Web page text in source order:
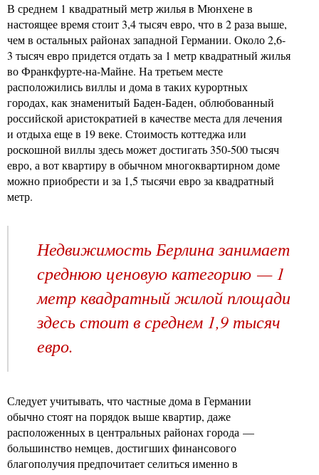
В среднем 1 квадратный метр жилья в Мюнхене в
настоящее время стоит 3,4 тысяч евро, что в 2 раза выше,
чем в остальных районах западной Германии. Около 2,6-
3 тысяч евро придется отдать за 1 метр квадратный жилья
во Франкфурте-на-Майне. На третьем месте
расположились виллы и дома в таких курортных
городах, как знаменитый Баден-Баден, облюбованный
российской аристократией в качестве места для лечения
и отдыха еще в 19 веке. Стоимость коттеджа или
роскошной виллы здесь может достигать 350-500 тысяч
евро, а вот квартиру в обычном многоквартирном доме
можно приобрести и за 1,5 тысячи евро за квадратный
метр.
Недвижимость Берлина занимает
среднюю ценовую категорию — 1
метр квадратный жилой площади
здесь стоит в среднем 1,9 тысяч
евро.
Следует учитывать, что частные дома в Германии
обычно стоят на порядок выше квартир, даже
расположенных в центральных районах города —
большинство немцев, достигших финансового
благополучия предпочитает селиться именно в